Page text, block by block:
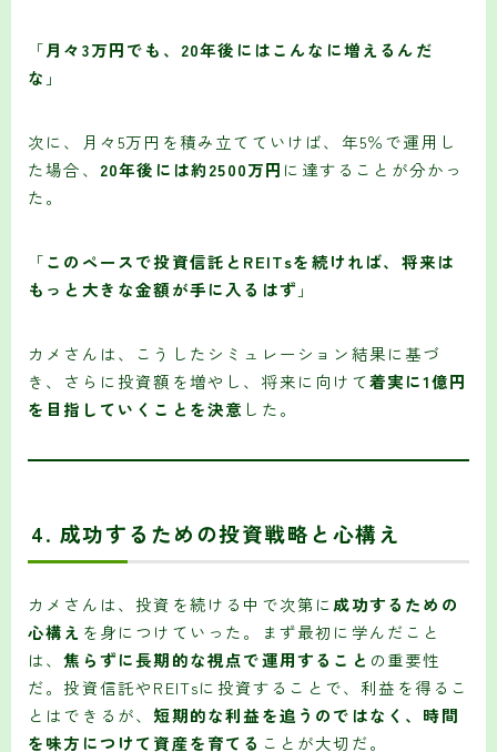
「月々3万円でも、20年後にはこんなに増えるんだ
な 」
次に、月々5万円を積み立てていけば、年5％で運用し
た場合、 20年後には約2500万円 に達することが分かっ
た。
「このペースで投資信託とREITsを続ければ、将来は
もっと大きな金額が手に入るはず 」
カメさんは、こうしたシミュレーション結果に基づ
き、さらに投資額を増やし、将来に向けて着実に1億円
を目指していくことを決意 した。
4. 成功するための投資戦略と心構え
カメさんは、投資を続ける中で次第に成功するための
心構え を身につけていった。まず最初に学んだこと
は、焦らずに長期的な視点で運用すること の重要性
だ。投資信託やREITsに投資することで、利益を得るこ
とはできるが、 短期的な利益を追うのではなく、時間
を味方につけて資産を育てる ことが大切だ。